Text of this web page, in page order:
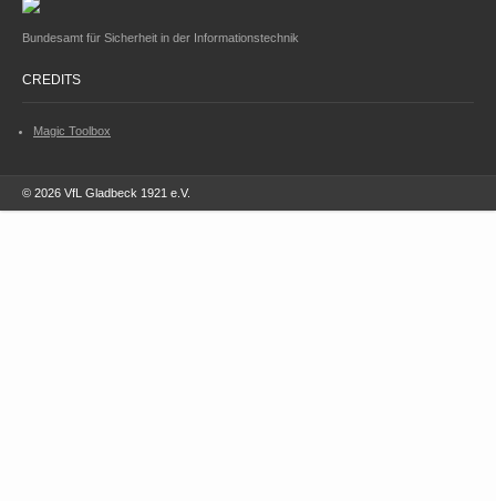
Bundesamt für Sicherheit in der Informationstechnik
CREDITS
Magic Toolbox
© 2026 VfL Gladbeck 1921 e.V.